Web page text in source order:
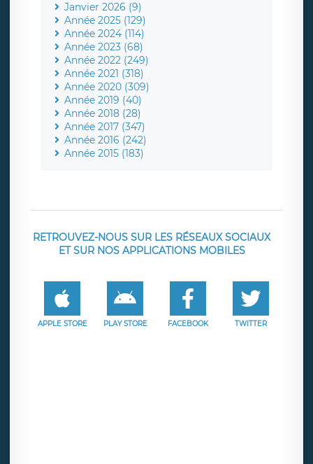
Janvier 2026 (9)
Année 2025 (129)
Année 2024 (114)
Année 2023 (68)
Année 2022 (249)
Année 2021 (318)
Année 2020 (309)
Année 2019 (40)
Année 2018 (28)
Année 2017 (347)
Année 2016 (242)
Année 2015 (183)
RETROUVEZ-NOUS SUR LES RÉSEAUX SOCIAUX
ET SUR NOS APPLICATIONS MOBILES
APPLE STORE PLAY STORE FACEBOOK TWITTER